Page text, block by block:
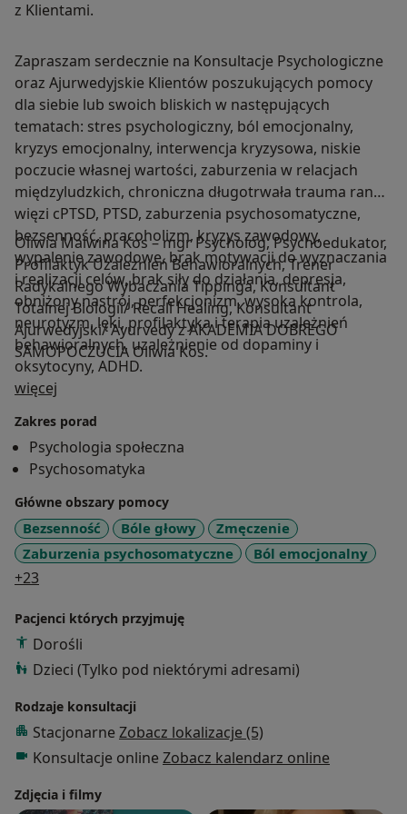
z Klientami.
Zapraszam serdecznie na Konsultacje Psychologiczne
oraz Ajurwedyjskie Klientów poszukujących pomocy
dla siebie lub swoich bliskich w następujących
tematach: stres psychologiczny, ból emocjonalny,
kryzys emocjonalny, interwencja kryzysowa, niskie
poczucie własnej wartości, zaburzenia w relacjach
międzyludzkich, chroniczna długotrwała trauma rana
więzi cPTSD, PTSD, zaburzenia psychosomatyczne,
bezsenność, pracoholizm, kryzys zawodowy,
wypalenie zawodowe, brak motywacji do wyznaczania
i realizacji celów, brak siły do działania, depresja,
obniżony nastrój, perfekcjonizm, wysoka kontrola,
neurotyzm, lęki, profilaktyka i terapia uzależnień
behawioralnych, uzależnienie od dopaminy i
oksytocyny, ADHD.
Oliwia Malwina Kos – mgr Psycholog, Psychoedukator,
Profilaktyk Uzależnień Behawioralnych, Trener
Radykalnego Wybaczania Tippinga, Konsultant
Totalnej Biologii/ Recall Healing, Konsultant
Ajurwedyjski/ Ayurvedy z AKADEMIA DOBREGO
SAMOPOCZUCIA Oliwia Kos.
więcej
Zakres porad
Psychologia społeczna
Psychosomatyka
Główne obszary pomocy
Bezsenność Bóle głowy
Zmęczenie
Zaburzenia psychosomatyczne
Ból emocjonalny
+23
Pacjenci których przyjmuję
Dorośli
Dzieci (Tylko pod niektórymi adresami)
Rodzaje konsultacji
Stacjonarne Zobacz lokalizacje (5)
Konsultacje online Zobacz kalendarz online
Zdjęcia i filmy